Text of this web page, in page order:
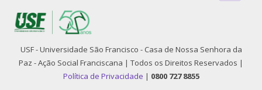
USF - Universidade São Francisco - Casa de Nossa Senhora da
Paz - Ação Social Franciscana | Todos os Direitos Reservados |
Política de Privacidade | 0800 727 8855